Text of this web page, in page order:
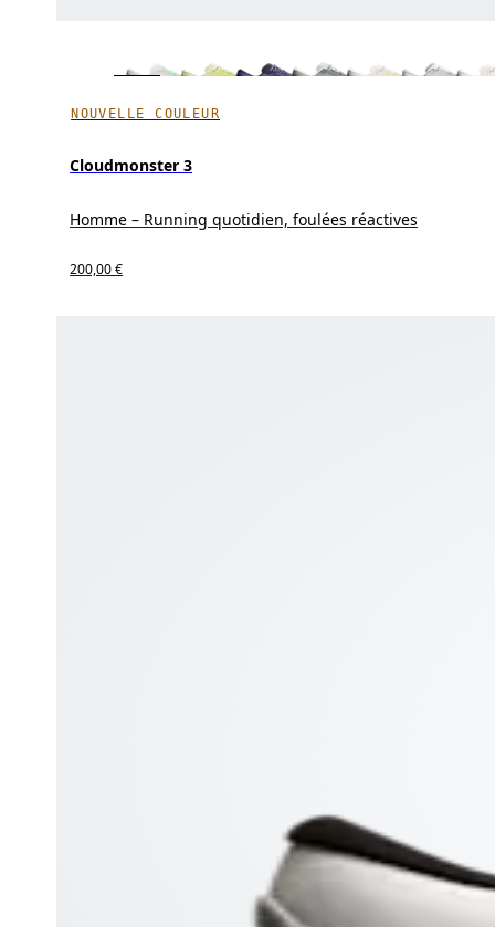
NOUVELLE COULEUR
Cloudmonster 3
Homme – Running quotidien, foulées réactives
200,00 €